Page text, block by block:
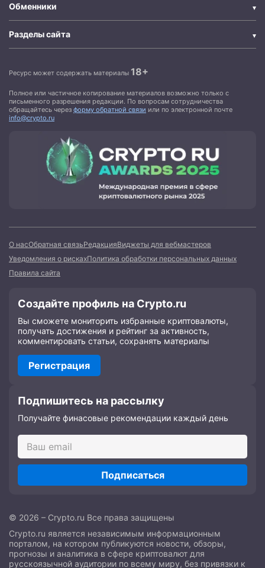
Обменники
Разделы сайта
Ресурс может содержать материалы 18+
Полное или частичное копирование материалов возможно только с
письменного разрешения редакции. По вопросам сотрудничества
обращайтесь через форму обратной связи или по электронной почте
info@crypto.ru
О насОбратная связьРедакцияВиджеты для вебмастеров
Уведомления о рискахПолитика обработки персональных данных
Правила сайта
Создайте профиль на Crypto.ru
Вы сможете мониторить избранные криптовалюты,
получать достижения и рейтинг за активность,
комментировать статьи, сохранять материалы
Регистрация
Подпишитесь на рассылку
Получайте финасовые рекомендации каждый день
Подписаться
© 2026 – Crypto.ru Все права защищены
Crypto.ru является независимым информационным
порталом, на котором публикуются новости, обзоры,
прогнозы и аналитика в сфере криптовалют для
русскоязычной аудитории по всему миру, без привязки к